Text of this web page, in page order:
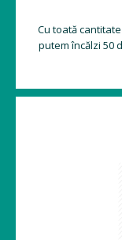
Cu toată
putem încălzi 50